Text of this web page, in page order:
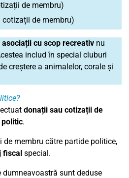
de membru)
de membru)
asociații cu scop recreativ nu
includ în special cluburi
creștere a animalelor, corale și
donații sau cotizații de
politic.
membru către partide politice,
fiscal special.
sunt deduse